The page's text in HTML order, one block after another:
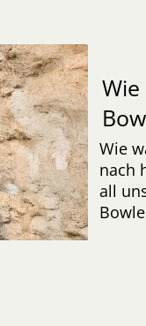
Wie
nach
all